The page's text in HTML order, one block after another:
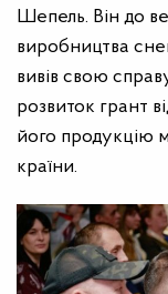
Шепель. Він до
виробництва
вивів свою
розвиток грант
його продукцію
країни.